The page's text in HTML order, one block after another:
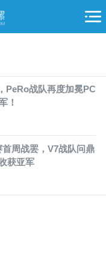
PeRo战队再度加冕PC
！
周战罢，V7战队问鼎
获亚军